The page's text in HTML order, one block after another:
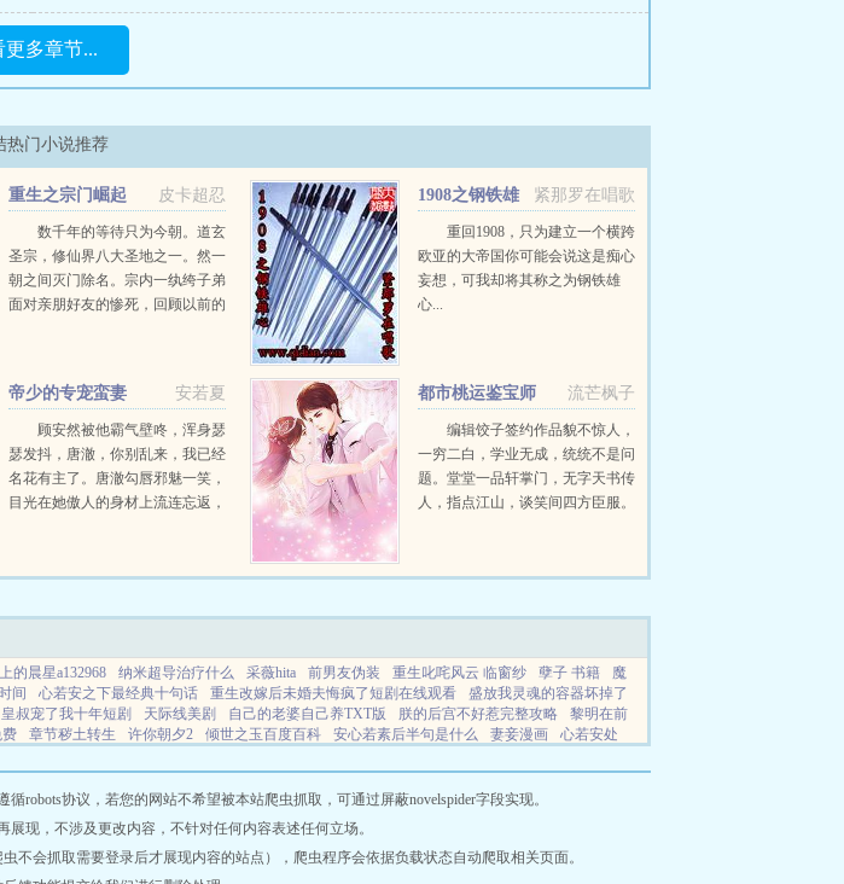
更多章节...
热门小说推荐
皮卡超忍
重生之宗门崛起
数千年的等待只为今朝。道玄
圣宗，修仙界八大圣地之一。然一
朝之间灭门除名。宗内一纨绔子弟
面对亲朋好友的惨死，回顾以前的
轮回万年转世千次我亦归来...
紧那罗在唱歌
1908之钢铁雄
重回1908，只为建立一个横跨
欧亚的大帝国你可能会说这是痴心
妄想，可我却将其称之为钢铁雄
心...
安若夏
帝少的专宠蛮妻
顾安然被他霸气壁咚，浑身瑟
瑟发抖，唐澈，你别乱来，我已经
名花有主了。唐澈勾唇邪魅一笑，
目光在她傲人的身材上流连忘返，
了！她怒极发威，一脚踹向...
流芒枫子
都市桃运鉴宝师
编辑饺子签约作品貌不惊人，
一穷二白，学业无成，统统不是问
题。堂堂一品轩掌门，无字天书传
人，指点江山，谈笑间四方臣服。
小姐，孤...
的晨星a132968 纳米超导治疗什么 采薇hita 前男友伪装 重生叱咤风云 临窗纱 孽子 书籍
魔
间 心若安之下最经典十句话 重生改嫁后未婚夫悔疯了短剧在线观看
盛放我灵魂的容器坏掉了
皇叔宠了我十年短剧 天际线美剧 自己的老婆自己养TXT版 朕的后宫不好惹完整攻略
黎明在前
章节秽土转生 许你朝夕2 倾世之玉百度百科 安心若素后半句是什么 妻妾漫画
心若安处
神奇宝贝之传奇赤爷 病娇觉醒 漫威电影里的绝境病毒 缅北卧底多少集
欲言难止无删减全
武和异能并存的 我靠种花养活头号通缉犯 综影视素云宁昊天 都天际线
九域星创公司怎么样
天女之吻属于什么档次 自己的老婆自己养番外 txt 模拟修仙以足灵根
也 开局获得播种系统妖叁最新章节更新内容 撩帝心短剧免费阅读 穿着裙子
我哥是超越者怎
后山间人 暮雪上的晨星书包网
robots协议，若您的网站不希望被本站爬虫抓取，可通过屏蔽novelspider字段实现。
现，不涉及更改内容，不针对任何内容表述任何立场。
会抓取需要登录后才展现内容的站点），爬虫程序会依据负载状态自动爬取相关页面。